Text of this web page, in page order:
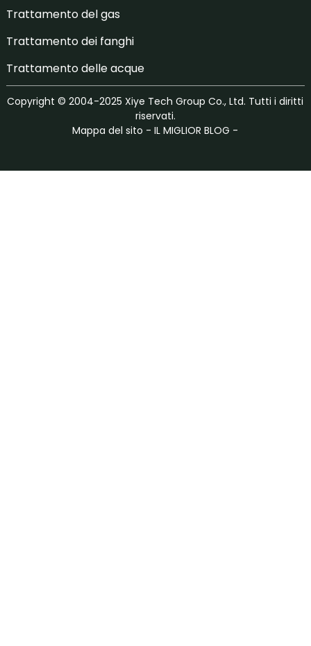
Trattamento del gas
Trattamento dei fanghi
Trattamento delle acque
Copyright © 2004-2025 Xiye Tech Group Co., Ltd. Tutti i diritti
riservati.
Mappa del sito -IL MIGLIOR BLOG -